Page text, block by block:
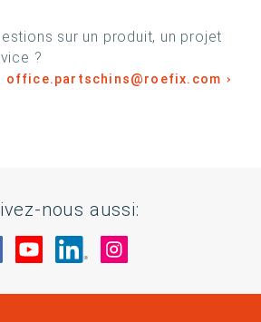
sur un produit, un projet
?
office.partschins@roefix.com
nous aussi:
Rendez-nous visite sur Facebook
Rendez-nous visite sur
Rendez-nous visite